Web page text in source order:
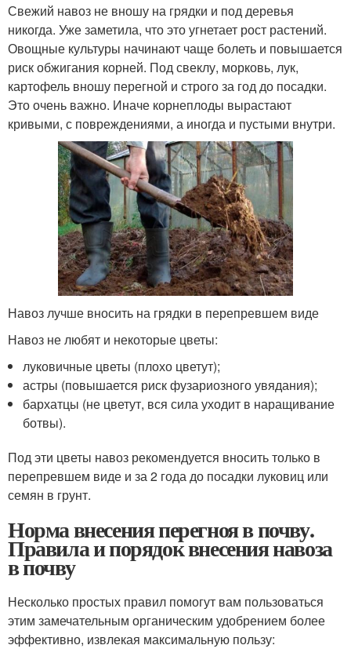
Свежий навоз не вношу на грядки и под деревья
никогда. Уже заметила, что это угнетает рост растений.
Овощные культуры начинают чаще болеть и повышается
риск обжигания корней. Под свеклу, морковь, лук,
картофель вношу перегной и строго за год до посадки.
Это очень важно. Иначе корнеплоды вырастают
кривыми, с повреждениями, а иногда и пустыми внутри.
Навоз лучше вносить на грядки в перепревшем виде
Навоз не любят и некоторые цветы:
луковичные цветы (плохо цветут);
астры (повышается риск фузариозного увядания);
бархатцы (не цветут, вся сила уходит в наращивание
ботвы).
Под эти цветы навоз рекомендуется вносить только в
перепревшем виде и за 2 года до посадки луковиц или
семян в грунт.
Норма внесения перегноя в почву.
Правила и порядок внесения навоза
в почву
Несколько простых правил помогут вам пользоваться
этим замечательным органическим удобрением более
эффективно, извлекая максимальную пользу: